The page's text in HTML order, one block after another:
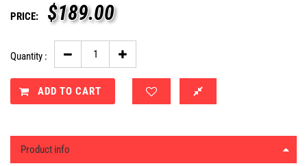
PRICE: $189.00
Quantity :
ADD TO CART
Product info